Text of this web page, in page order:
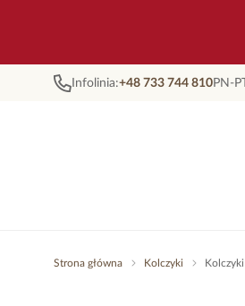
Infolinia:+48 733 744 810PN-
Strona główna Kolczyki